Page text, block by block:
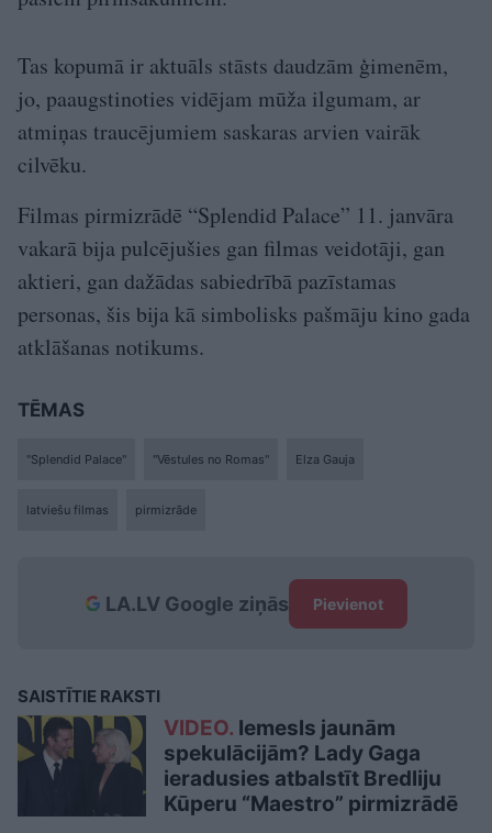
Tas kopumā ir aktuāls stāsts daudzām ģimenēm,
jo, paaugstinoties vidējam mūža ilgumam, ar
atmiņas traucējumiem saskaras arvien vairāk
cilvēku.
Filmas pirmizrādē “Splendid Palace” 11. janvāra
vakarā bija pulcējušies gan filmas veidotāji, gan
aktieri, gan dažādas sabiedrībā pazīstamas
personas, šis bija kā simbolisks pašmāju kino gada
atklāšanas notikums.
TĒMAS
"Splendid Palace" "Vēstules no Romas" Elza Gauja
latviešu filmas pirmizrāde
LA.LV Google ziņās Pievienot
SAISTĪTIE RAKSTI
VIDEO. Iemesls jaunām
spekulācijām? Lady Gaga
ieradusies atbalstīt Bredliju
Kūperu “Maestro” pirmizrādē